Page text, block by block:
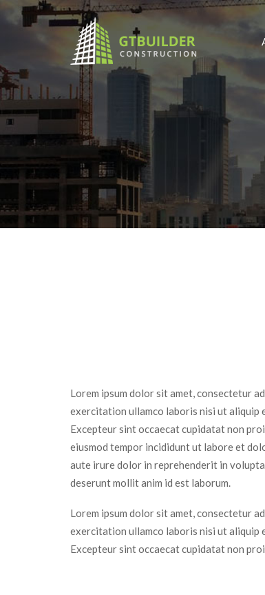
Lorem ipsum dolor sit amet, consectetur
exercitation ullamco laboris nisi ut aliquip
Excepteur sint occaecat cupidatat non
eiusmod tempor incididunt ut labore et
aute irure dolor in reprehenderit in
deserunt mollit anim id est laborum.
Lorem ipsum dolor sit amet, consectetur
exercitation ullamco laboris nisi ut aliquip
Excepteur sint occaecat cupidatat non